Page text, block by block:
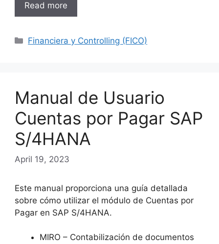
Read more
Categories
Financiera y Controlling (FICO)
Manual de Usuario
Cuentas por Pagar SAP
S/4HANA
April 19, 2023
Este manual proporciona una guía detallada
sobre cómo utilizar el módulo de Cuentas por
Pagar en SAP S/4HANA.
MIRO – Contabilización de documentos